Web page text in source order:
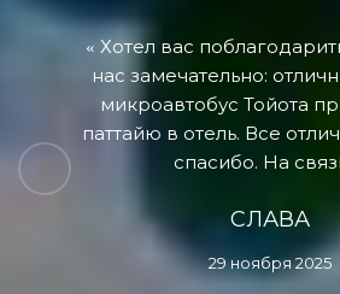
Хотел вас
нас замечательно:
микроавтобус Тойота
паттайю в отель. Все
спасибо. На
СЛАВА
29 ноября 2025